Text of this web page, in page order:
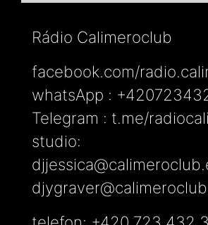
Rádio Calimeroclub
facebook.com/
whatsApp :
Telegram : t.me/
studio: